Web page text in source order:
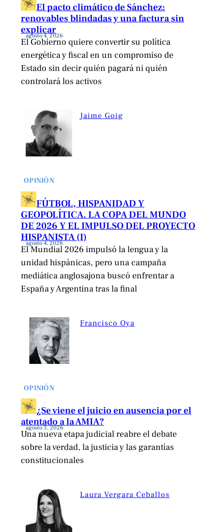
El pacto climático de Sánchez:
renovables blindadas y una factura sin
explicar
agosto 4, 2026
El Gobierno quiere convertir su política
energética y fiscal en un compromiso de
Estado sin decir quién pagará ni quién
controlará los activos
Jaime Goig
OPINIÓN
FÚTBOL, HISPANIDAD Y
GEOPOLÍTICA. LA COPA DEL MUNDO
DE 2026 Y EL IMPULSO DEL PROYECTO
HISPANISTA (I)
agosto 4, 2026
El Mundial 2026 impulsó la lengua y la
unidad hispánicas, pero una campaña
mediática anglosajona buscó enfrentar a
España y Argentina tras la final
Francisco Oya
OPINIÓN
¿Se viene el juicio en ausencia por el
atentado a la AMIA?
agosto 3, 2026
Una nueva etapa judicial reabre el debate
sobre la verdad, la justicia y las garantías
constitucionales
Laura Vergara Ceballos